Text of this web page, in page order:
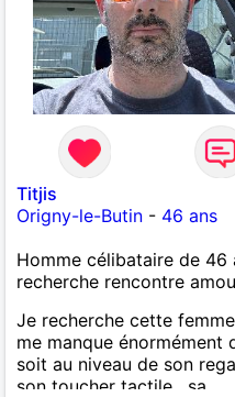
Titjis
Origny-le-Butin- 46 ans
Homme célibataire de 46
recherche rencontre
Je recherche cette
me manque énormément
soit au niveau de son
son toucher tactile , sa